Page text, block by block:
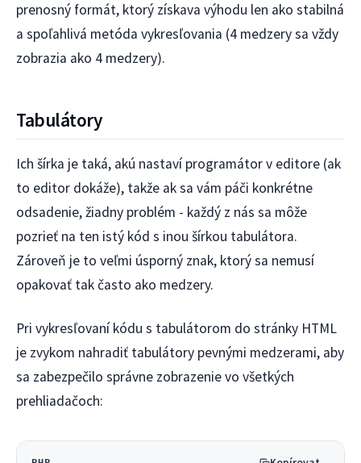
prenosný formát, ktorý získava výhodu len ako stabilná
a spoľahlivá metóda vykresľovania (4 medzery sa vždy
zobrazia ako 4 medzery).
Tabulátory
Ich šírka je taká, akú nastaví programátor v editore (ak
to editor dokáže), takže ak sa vám páči konkrétne
odsadenie, žiadny problém - každý z nás sa môže
pozrieť na ten istý kód s inou šírkou tabulátora.
Zároveň je to veľmi úsporný znak, ktorý sa nemusí
opakovať tak často ako medzery.
Pri vykresľovaní kódu s tabulátorom do stránky HTML
je zvykom nahradiť tabulátory pevnými medzerami, aby
sa zabezpečilo správne zobrazenie vo všetkých
prehliadačoch: